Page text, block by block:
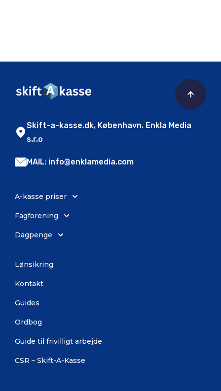
Skift-a-kasse.dk, København. Enkla Media
s.r.o
MAIL: info@enklamedia.com
Lønsikring
Kontakt
Guides
Ordbog
Guide til frivilligt arbejde
CSR – Skift-A-Kasse
A-kasse priser
Fagforening
Dagpenge